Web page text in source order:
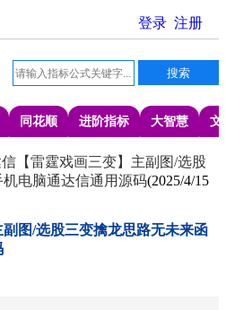
同花顺 进阶指标 大智慧 文
【雷霆戏画三变】主副图/选股
电脑通达信通用源码(2025/4/15
图/选股三变擒龙思路无未来函